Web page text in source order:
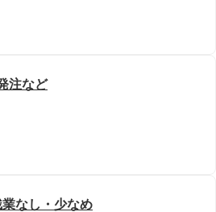
注など
なし・少なめ